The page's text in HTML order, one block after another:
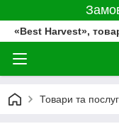
«Best Harvest»,
Товари та